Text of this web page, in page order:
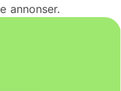
annonser.